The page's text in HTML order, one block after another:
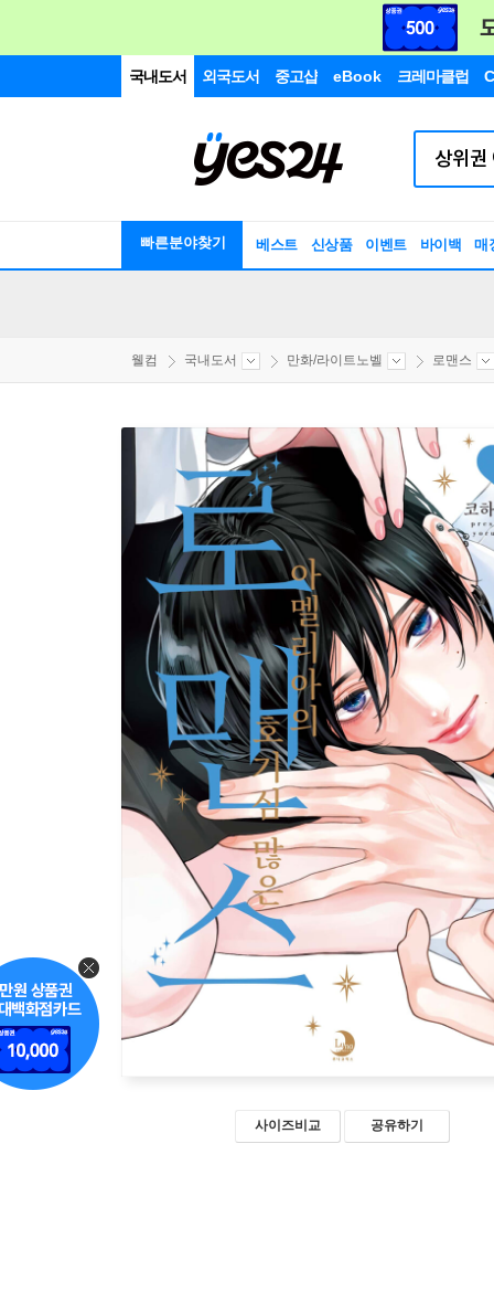
국내도서 외국도서 중고샵 eBook 크레마클럽
빠른분야찾기 베스트 신상품 이벤트 바이백 매
웰컴 국내도서 만화/라이트노벨 로맨스
사이즈비교 공유하기